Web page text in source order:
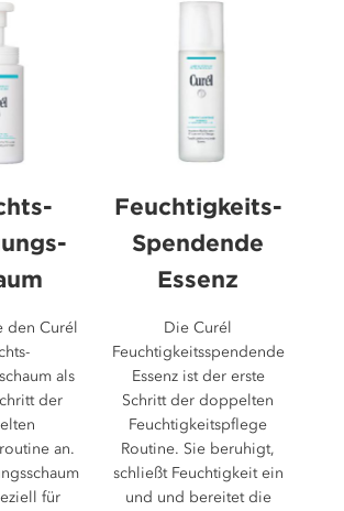
Bewertungen
den Curél
als
der
an.
für
Feuchtigkeits-
Spendende
Essenz
Die Curél
Feuchtigkeitsspendende
Essenz ist der erste
Schritt der doppelten
Feuchtigkeitspflege
Routine. Sie beruhigt,
schließt Feuchtigkeit ein
und und bereitet die